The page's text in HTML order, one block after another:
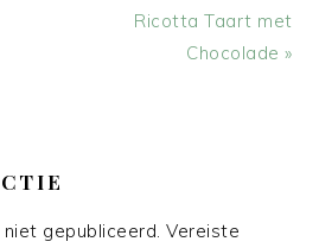
Volgend
bericht:
Ricotta Taart met
Chocolade »
gepubliceerd. Vereiste